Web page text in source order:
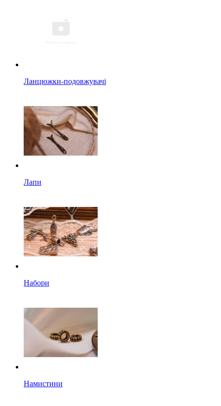
Ланцюжки-подовжувачі
Лапи
Набори
Намистини